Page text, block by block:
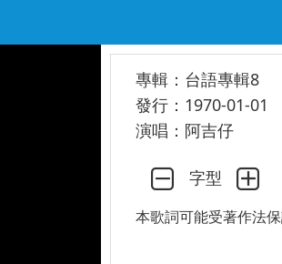
專輯：台語專輯8
發行：1970-01-01
演唱：阿吉仔
字型
本歌詞可能受著作法保